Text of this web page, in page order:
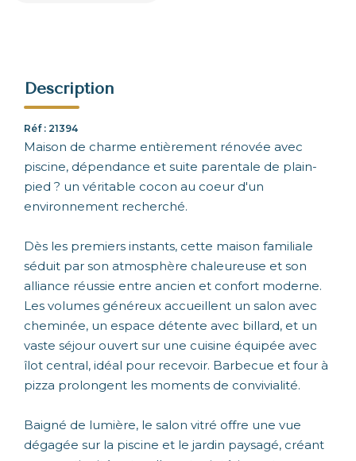
Description
Réf : 21394
Maison de charme entièrement rénovée avec
piscine, dépendance et suite parentale de plain-
pied ? un véritable cocon au coeur d'un
environnement recherché.
Dès les premiers instants, cette maison familiale
séduit par son atmosphère chaleureuse et son
alliance réussie entre ancien et confort moderne.
Les volumes généreux accueillent un salon avec
cheminée, un espace détente avec billard, et un
vaste séjour ouvert sur une cuisine équipée avec
îlot central, idéal pour recevoir. Barbecue et four à
pizza prolongent les moments de convivialité.
Baigné de lumière, le salon vitré offre une vue
dégagée sur la piscine et le jardin paysagé, créant